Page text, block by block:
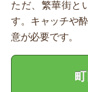
ただ、繁華街と
す。キャッチや
意が必要です。